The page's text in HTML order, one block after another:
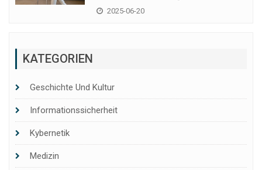
2025-06-20
KATEGORIEN
Geschichte Und Kultur
Informationssicherheit
Kybernetik
Medizin